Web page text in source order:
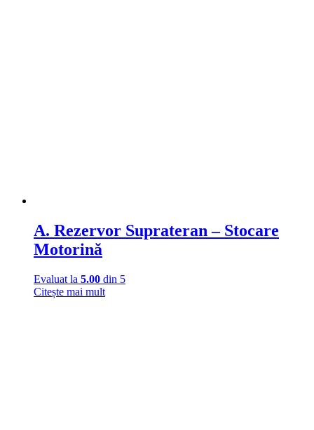
A. Rezervor Suprateran – Stocare
Motorină
Evaluat la 5.00 din 5
Citește mai mult